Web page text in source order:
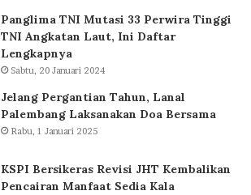
Panglima TNI Mutasi 33 Perwira Tinggi
TNI Angkatan Laut, Ini Daftar
Lengkapnya
Sabtu, 20 Januari 2024
Jelang Pergantian Tahun, Lanal
Palembang Laksanakan Doa Bersama
Rabu, 1 Januari 2025
KSPI Bersikeras Revisi JHT Kembalikan
Pencairan Manfaat Sedia Kala